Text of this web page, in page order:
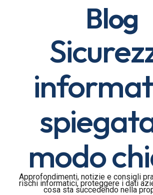
Blog
modo
Approfondimenti, notizie e consigli
rischi informatici, proteggere i dati
cosa sta succedendo nella